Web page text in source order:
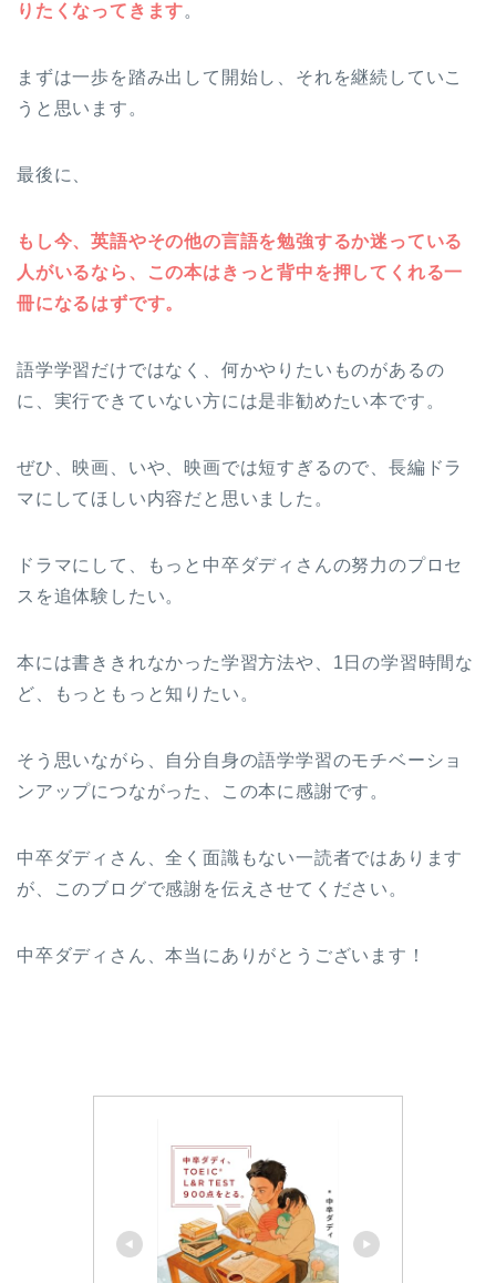
りたくなってきます。
まずは一歩を踏み出して開始し、それを継続していこ
うと思います。
最後に、
もし今、英語やその他の言語を勉強するか迷っている
人がいるなら、この本はきっと背中を押してくれる一
冊になるはずです。
語学学習だけではなく、何かやりたいものがあるの
に、実行できていない方には是非勧めたい本です。
ぜひ、映画、いや、映画では短すぎるので、長編ドラ
マにしてほしい内容だと思いました。
ドラマにして、もっと中卒ダディさんの努力のプロセ
スを追体験したい。
本には書ききれなかった学習方法や、1日の学習時間な
ど、もっともっと知りたい。
そう思いながら、自分自身の語学学習のモチベーショ
ンアップにつながった、この本に感謝です。
中卒ダディさん、全く面識もない一読者ではあります
が、このブログで感謝を伝えさせてください。
中卒ダディさん、本当にありがとうございます！